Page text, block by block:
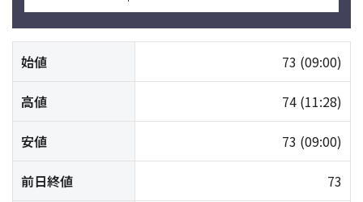
始値 73 (09:00)
高値 74 (11:28)
安値 73 (09:00)
前日終値 73